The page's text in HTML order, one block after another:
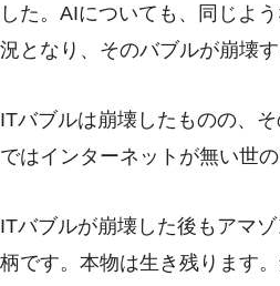
した。AIについても、同じよ
況となり、そのバブルが崩壊
ITバブルは崩壊したものの、
ではインターネットが無い世
ITバブルが崩壊した後もアマ
柄です。本物は生き残ります